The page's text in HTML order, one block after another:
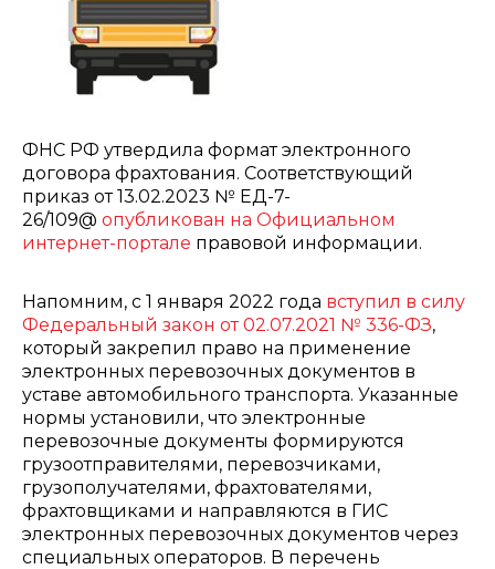
ФНС РФ утвердила формат электронного
договора фрахтования. Соответствующий
приказ от 13.02.2023 № ЕД-7-
26/109@ опубликован на Официальном
интернет-портале правовой информации.
Напомним, с 1 января 2022 года вступил в силу
Федеральный закон от 02.07.2021 № 336-ФЗ,
который закрепил право на применение
электронных перевозочных документов в
уставе автомобильного транспорта. Указанные
нормы установили, что электронные
перевозочные документы формируются
грузоотправителями, перевозчиками,
грузополучателями, фрахтователями,
фрахтовщиками и направляются в ГИС
электронных перевозочных документов через
специальных операторов. В перечень